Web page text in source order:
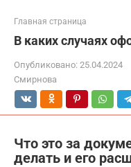
Главная страница
В каких случаях
Опубликовано: 25.04.2024
Смирнова
Что это за
делать и его